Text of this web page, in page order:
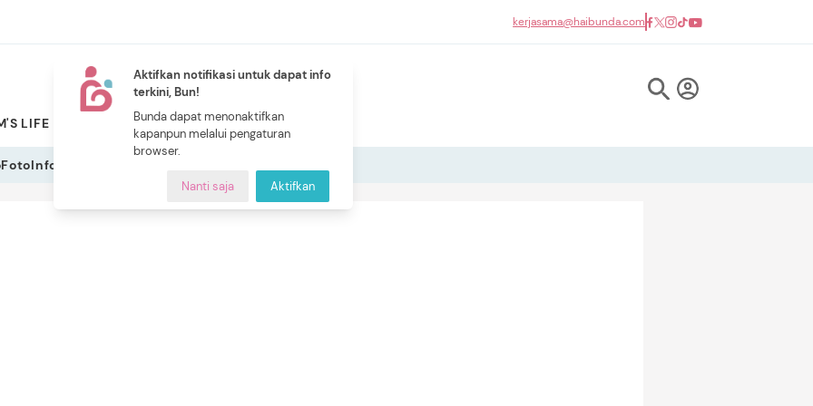
Aktifkan notifikasi untuk dapat info
terkini, Bun!
Bunda dapat menonaktifkan
kapanpun melalui pengaturan
browser.
Nanti saja Aktifkan
kerjasama@haibunda.com
LIFE PILIHAN BUNDA
NEW
CERITA BUNDA
FotoInfografis